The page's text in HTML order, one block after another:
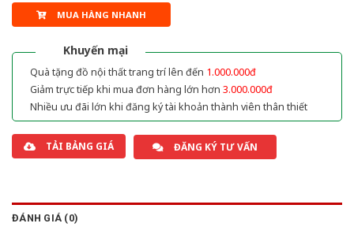
MUA HÀNG NHANH
Khuyến mại
Quà tặng đồ nội thất trang trí lên đến 1.000.000đ
Giảm trực tiếp khi mua đơn hàng lớn hơn 3.000.000đ
Nhiều ưu đãi lớn khi đăng ký tài khoản thành viên thân thiết
TẢI BẢNG GIÁ ĐĂNG KÝ TƯ VẤN
ĐÁNH GIÁ (0)